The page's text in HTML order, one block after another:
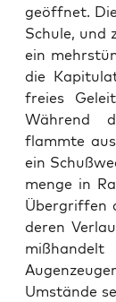
geöffnet.
Schule, und
ein
die
freies
Während
flammte
ein
menge in
Über­grif­f­en
deren
Umstände